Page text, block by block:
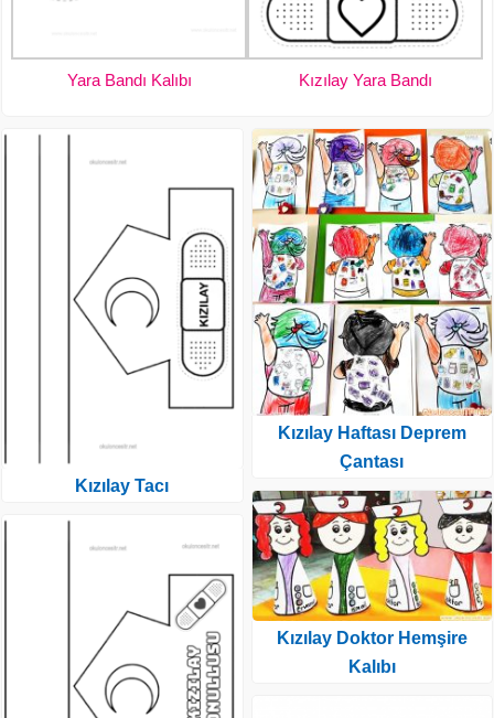
Yara Bandı Kalıbı Kızılay Yara Bandı
Kızılay Tacı
Kızılay Haftası Deprem
Çantası
Kızılay Doktor Hemşire
Kalıbı